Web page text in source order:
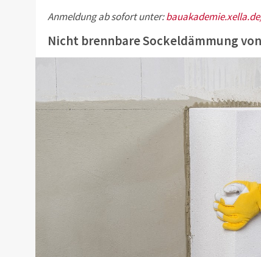
Anmeldung ab sofort unter:
Nicht brennbare Sockeldämmung